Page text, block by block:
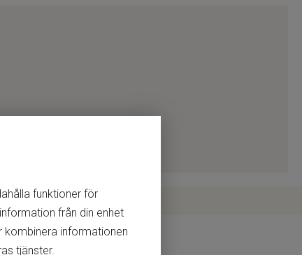
funktioner för
från din enhet
kombinera informationen
tjänster.